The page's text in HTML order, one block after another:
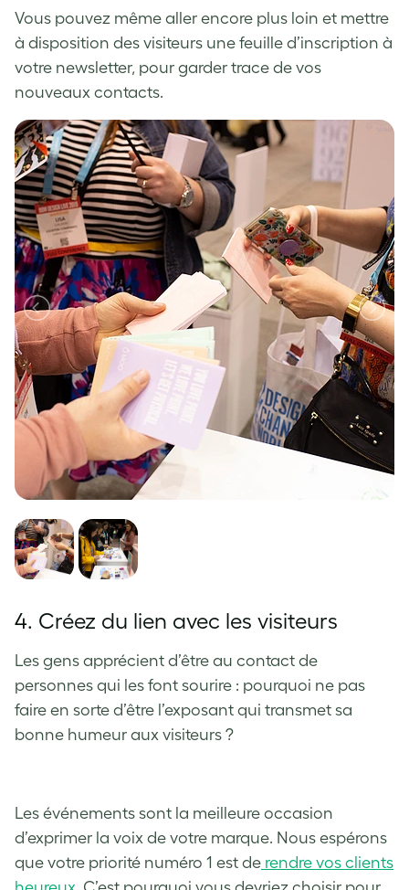
Vous pouvez même aller encore plus loin et mettre
à disposition des visiteurs une feuille d’inscription à
votre newsletter, pour garder trace de vos
nouveaux contacts.
4. Créez du lien avec les visiteurs
Les gens apprécient d’être au contact de
personnes qui les font sourire : pourquoi ne pas
faire en sorte d’être l’exposant qui transmet sa
bonne humeur aux visiteurs ?
Les événements sont la meilleure occasion
d’exprimer la voix de votre marque. Nous espérons
que votre priorité numéro 1 est de rendre vos clients